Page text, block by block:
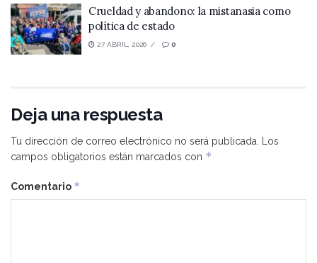
Crueldad y abandono: la mistanasia como
política de estado
27 ABRIL, 2026 0
Deja una respuesta
Tu dirección de correo electrónico no será publicada. Los
campos obligatorios están marcados con *
Comentario *